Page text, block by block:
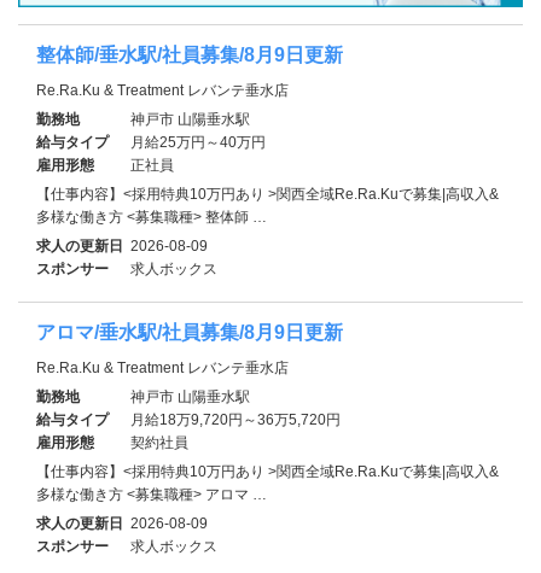
整体師/垂水駅/社員募集/8月9日更新
Re.Ra.Ku & Treatment レバンテ垂水店
勤務地
神戸市 山陽垂水駅
給与タイプ
月給25万円～40万円
雇用形態
正社員
【仕事内容】<採用特典10万円あり >関西全域Re.Ra.Kuで募集|高収入&
多様な働き方 <募集職種> 整体師 …
求人の更新日 2026-08-09
スポンサー
求人ボックス
アロマ/垂水駅/社員募集/8月9日更新
Re.Ra.Ku & Treatment レバンテ垂水店
勤務地
神戸市 山陽垂水駅
給与タイプ
月給18万9,720円～36万5,720円
雇用形態
契約社員
【仕事内容】<採用特典10万円あり >関西全域Re.Ra.Kuで募集|高収入&
多様な働き方 <募集職種> アロマ …
求人の更新日 2026-08-09
スポンサー
求人ボックス